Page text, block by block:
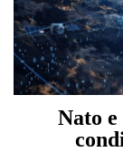
Nato e